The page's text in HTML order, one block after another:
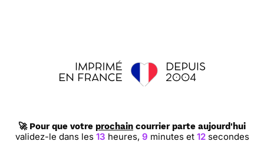
🚀 Pour que votre prochain courrier parte aujourd'hui
validez-le dans les 13 heures, 9 minutes et 12secondes